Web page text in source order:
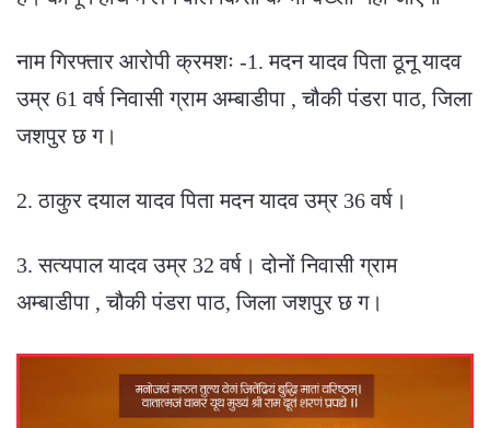
नाम गिरफ्तार आरोपी क्रमशः -1. मदन यादव पिता ठूनू यादव
उम्र 61 वर्ष निवासी ग्राम अम्बाडीपा , चौकी पंडरा पाठ, जिला
जशपुर छ ग।
2. ठाकुर दयाल यादव पिता मदन यादव उम्र 36 वर्ष।
3. सत्यपाल यादव उम्र 32 वर्ष। दोनों निवासी ग्राम
अम्बाडीपा , चौकी पंडरा पाठ, जिला जशपुर छ ग।